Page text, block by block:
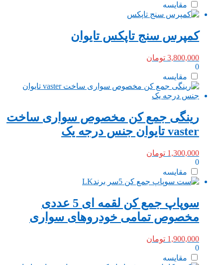
مقایسه
کمپرس سنج تاپکس تایوان
3,800,000 تومان
0
مقایسه
رینگی جمع کن مخصوص سواری ساخت
vaster تایوان جنس درجه یک
1,300,000 تومان
0
مقایسه
سوپاپ جمع کن لقمه ای 5 عددی
مخصوص تمامی خودروهای سواری
1,900,000 تومان
0
مقایسه